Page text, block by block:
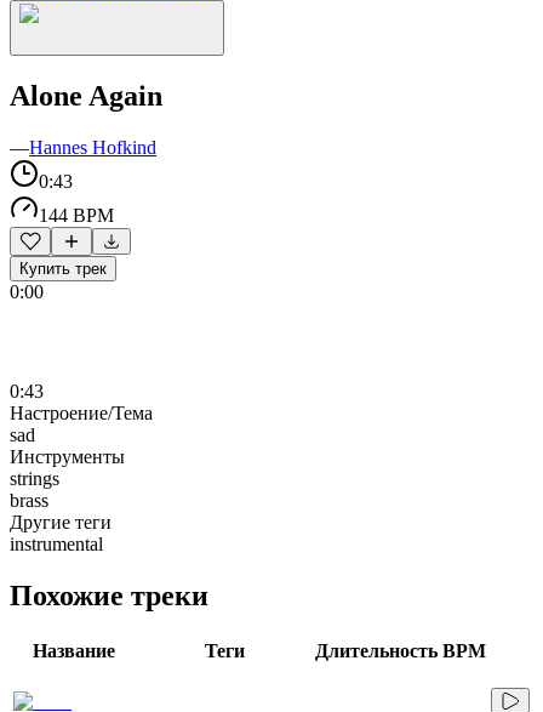
Alone Again
—Hannes Hofkind
0:43
144 BPM
Купить трек
0:00
0:43
Настроение/Тема
sad
Инструменты
strings
brass
Другие теги
instrumental
Похожие треки
Название Теги Длительность BPM